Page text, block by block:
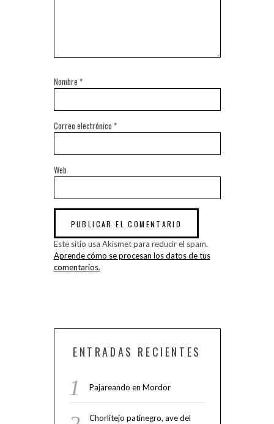
Nombre *
Correo electrónico *
Web
Este sitio usa Akismet para reducir el spam.
Aprende cómo se procesan los datos de tus
comentarios.
ENTRADAS RECIENTES
Pajareando en Mordor
Chorlitejo patinegro, ave del